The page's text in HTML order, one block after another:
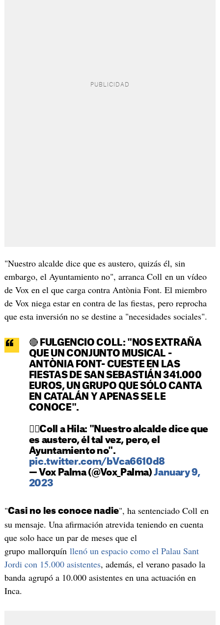
"Nuestro alcalde dice que es austero, quizás él, sin
embargo, el Ayuntamiento no", arranca Coll en un vídeo
de Vox en el que carga contra Antònia Font. El miembro
de Vox niega estar en contra de las fiestas, pero reprocha
que esta inversión no se destine a "necesidades sociales".
🔴 FULGENCIO COLL: "NOS EXTRAÑA
QUE UN CONJUNTO MUSICAL -
ANTÒNIA FONT- CUESTE EN LAS
FIESTAS DE SAN SEBASTIÁN 341.000
EUROS, UN GRUPO QUE SÓLO CANTA
EN CATALÁN Y APENAS SE LE
CONOCE".
👉🏻Coll a Hila: "Nuestro alcalde dice que
es austero, él tal vez, pero, el
Ayuntamiento no".
pic.twitter.com/bVca6610d8
— Vox Palma (@Vox_Palma)January 9,
2023
"Casi no les conoce nadie", ha sentenciado Coll en
su mensaje. Una afirmación atrevida teniendo en cuenta
que solo hace un par de meses que el
grupo mallorquín llenó un espacio como el Palau Sant
Jordi con 15.000 asistentes, además, el verano pasado la
banda agrupó a 10.000 asistentes en una actuación en
Inca.